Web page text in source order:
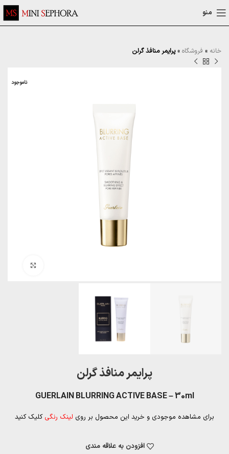
منو
خانه » فروشگاه »پرایمر منافذ گرلن
ناموجود
پرایمر منافذ گرلن
GUERLAIN BLURRING ACTIVE BASE – 30ml
برای مشاهده موجودی و خرید این محصول بر روی لینک رنگی کلیک کنید
افزودن به علاقه مندی